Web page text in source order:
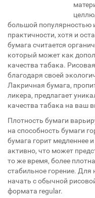
большой популярностью
практичности, хотя и
бумага считается
который может как
качества табака.
благодаря своей
Лакричная бумага,
ликера, предлагает
качества табака на ваш
Плотность бумаги
на способность бумаги
бумага горит медленнее
активно, что может
то же время, более
стабильное горение.
начать с обычной
формата regular.